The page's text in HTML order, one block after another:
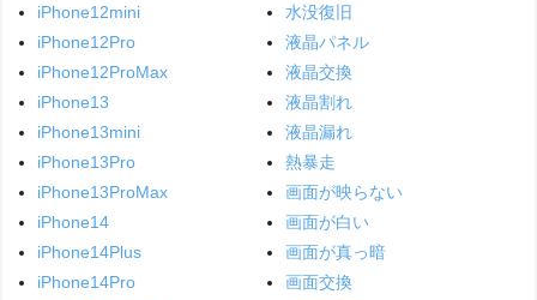
iPhone12mini
iPhone12Pro
iPhone12ProMax
iPhone13
iPhone13mini
iPhone13Pro
iPhone13ProMax
iPhone14
iPhone14Plus
iPhone14Pro
水没復旧
液晶パネル
液晶交換
液晶割れ
液晶漏れ
熱暴走
画面が映らない
画面が白い
画面が真っ暗
画面交換